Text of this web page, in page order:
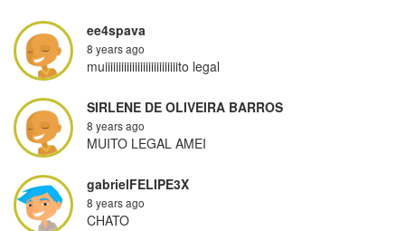
ee4spava
8 years ago
muiiiiiiiiiiiiiiiiiiiiiiiiiiito legal
SIRLENE DE OLIVEIRA BARROS
8 years ago
MUITO LEGAL AMEI
gabrielFELIPE3X
8 years ago
CHATO